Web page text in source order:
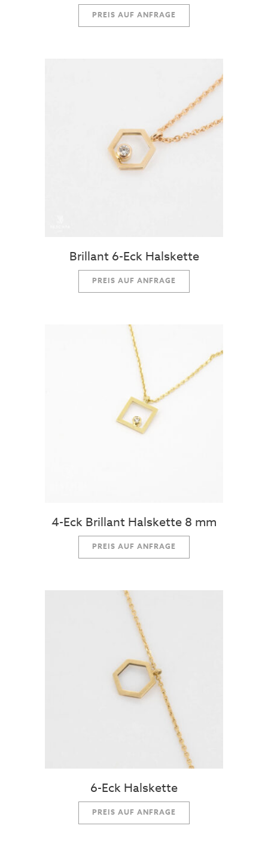
PREIS AUF ANFRAGE
Brillant 6-Eck Halskette
PREIS AUF ANFRAGE
4-Eck Brillant Halskette 8 mm
PREIS AUF ANFRAGE
6-Eck Halskette
PREIS AUF ANFRAGE